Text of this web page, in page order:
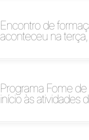
Encontro de
aconteceu na
Programa Fome
início às atividades